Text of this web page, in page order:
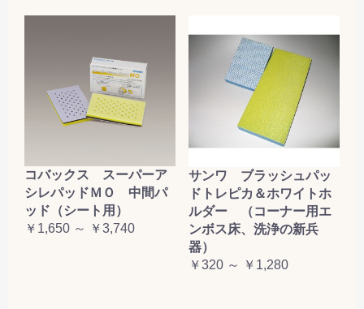
コバックス スーパーア
シレパッドＭＯ 中間パ
ッド（シート用）
￥1,650 ～ ￥3,740
サンワ ブラッシュパッ
ドトレピカ＆ホワイトホ
ルダー （コーナー用エ
ンボス床、洗浄の新兵
器）
￥320 ～ ￥1,280